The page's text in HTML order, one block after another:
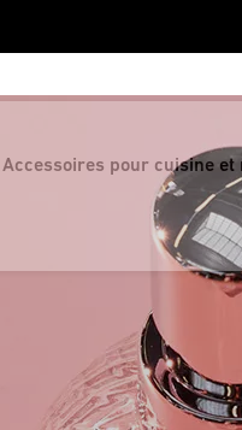
Accessoires pour cuisine et